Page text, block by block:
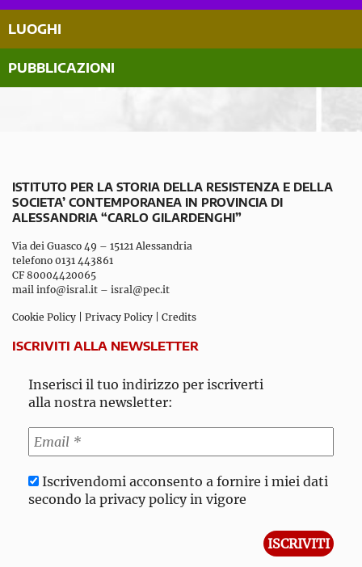
LUOGHI
PUBBLICAZIONI
ISTITUTO PER LA STORIA DELLA RESISTENZA E DELLA
SOCIETA’ CONTEMPORANEA IN PROVINCIA DI
ALESSANDRIA “CARLO GILARDENGHI”
Via dei Guasco 49 – 15121 Alessandria
telefono 0131 443861
CF 80004420065
mail info@isral.it – isral@pec.it
Cookie Policy Privacy Policy Credits
ISCRIVITI ALLA NEWSLETTER
Inserisci il tuo indirizzo per iscriverti
alla nostra newsletter:
Iscrivendomi acconsento a fornire i miei dati
secondo la privacy policy in vigore